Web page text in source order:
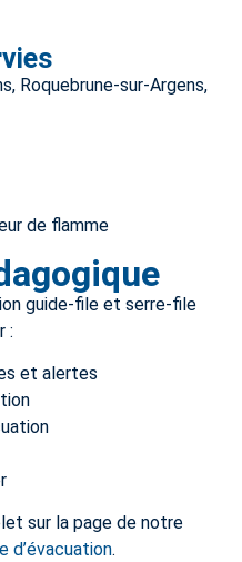
Roquebrune-sur-Argens,
de flamme
guide-file et serre-file
:
et alertes
sur la page de notre
d’évacuation.